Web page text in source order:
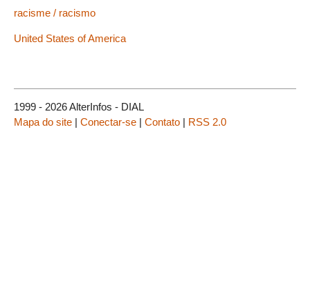
racisme / racismo
United States of America
1999 - 2026 AlterInfos - DIAL
Mapa do site | Conectar-se | Contato | RSS 2.0